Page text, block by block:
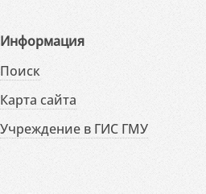
Информация
Поиск
Карта сайта
Учреждение в ГИС ГМУ